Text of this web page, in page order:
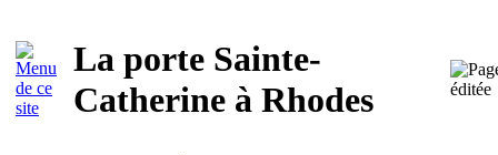
La porte Sainte-
Catherine à Rhodes